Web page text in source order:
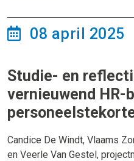
08 april 2025
Studie- en
vernieuwend HR-
Candice De Windt, Vlaams
en Veerle Van Gestel,